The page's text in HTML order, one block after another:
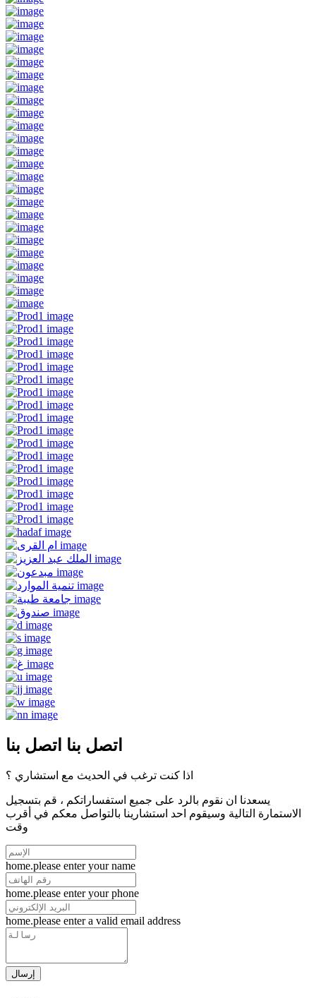
اتصل بنا اتصل بنا
اذا كنت ترغب في الحديث مع استشاري ؟
يسعدنا ان نقوم بالرد على جميع استفساراتكم ، قم بتسجيل
الاستمارة التالية وسيقوم احد استشارينا بالتواصل معكم في أقرب
وقت
home.please enter your name
home.please enter your phone
home.please enter a valid email address
إرسال